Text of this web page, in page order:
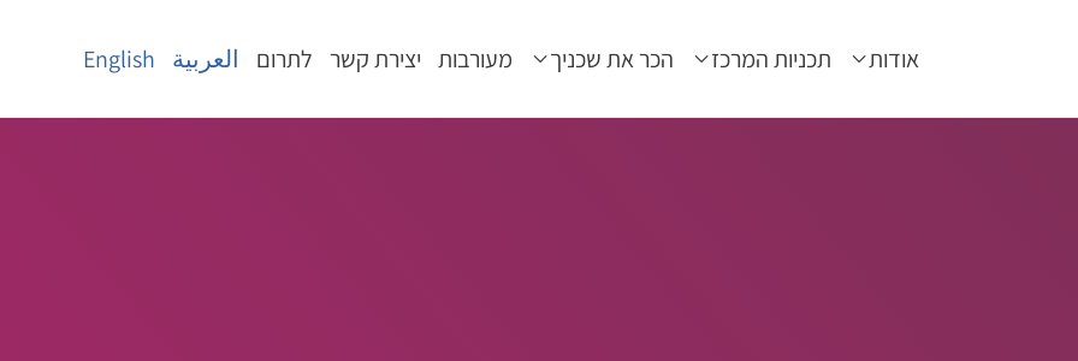
אודות תכניות המרכז הכר את שכניך מעורבות יצירת קשר לתרום العربية English